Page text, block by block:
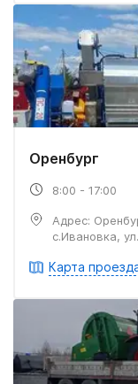
Оренбург
8:00 - 17:00
Адрес:
с.Ивановка,
Карта